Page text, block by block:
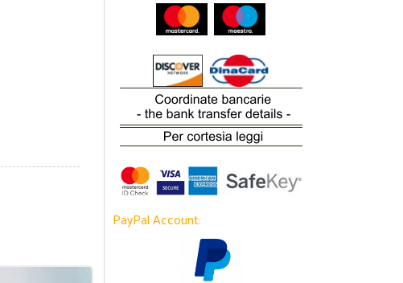
PayPal Account: